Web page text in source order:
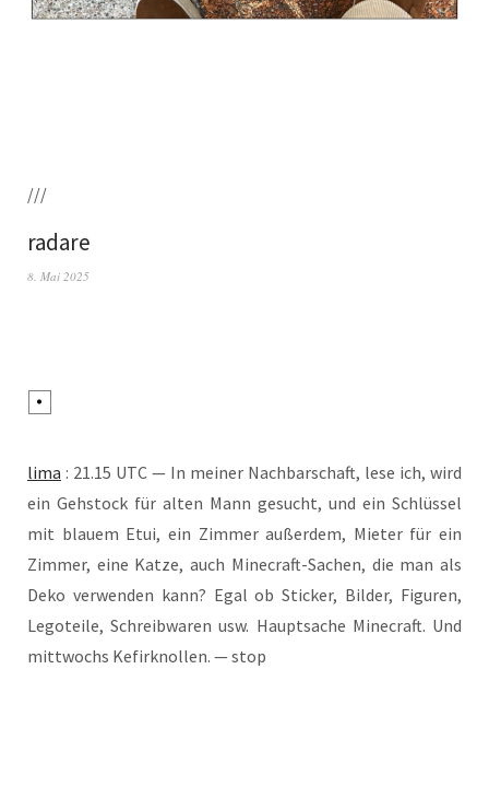
///
radare
8. Mai 2025
lima : 21.15 UTC — In mei­ner Nach­bar­schaft, lese ich, wird
ein Geh­stock für alten Mann gesucht, und ein Schlüs­sel
mit blau­em Etui, ein Zim­mer außer­dem, Mie­ter für ein
Zim­mer, eine Kat­ze, auch Mine­craft-Sachen, die man als
Deko ver­wen­den kann? Egal ob Sti­cker, Bil­der, Figu­ren,
Lego­tei­le, Schreib­wa­ren usw. Haupt­sa­che Mine­craft. Und
mitt­wochs Kefir­knol­len. — stop